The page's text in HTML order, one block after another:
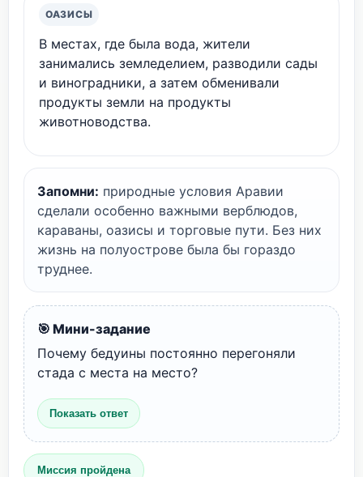
ОАЗИСЫ
В местах, где была вода, жители
занимались земледелием, разводили сады
и виноградники, а затем обменивали
продукты земли на продукты
животноводства.
Запомни: природные условия Аравии
сделали особенно важными верблюдов,
караваны, оазисы и торговые пути. Без них
жизнь на полуострове была бы гораздо
труднее.
🎯 Мини-задание
Почему бедуины постоянно перегоняли
стада с места на место?
Показать ответ
Миссия пройдена